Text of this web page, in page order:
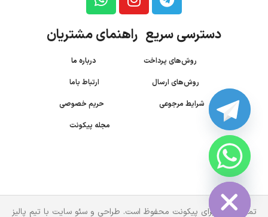
دسترسی سریع راهنمای مشتریان
روش‌های پرداخت درباره ما
روش‌های ارسال
ارتباط باما
شرایط مرجوعی
حریم خصوصی
مجله پیکونت
تمام حقوق برای پیکونت محفوظ است. طراحی و سئو سایت با تیم پالیز
HIDE
CHATY